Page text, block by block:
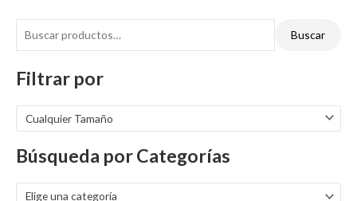
Buscar
Filtrar por
Cualquier Tamaño
Búsqueda por Categorías
Elige una categoría